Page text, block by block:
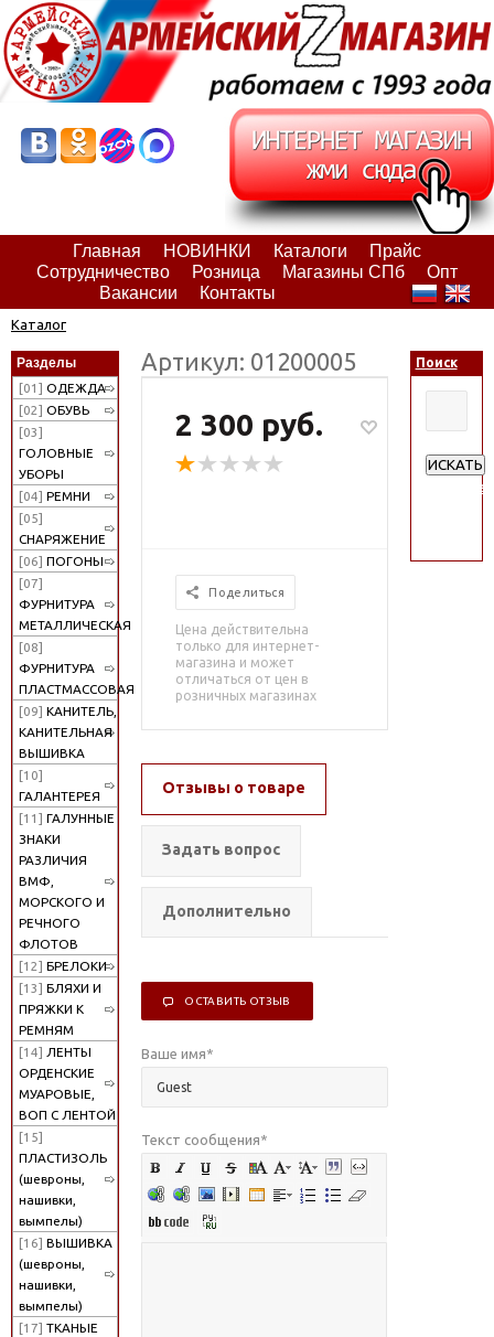
Главная НОВИНКИ Каталоги
Прайс
Сотрудничество
Розница Магазины СПб
Опт
Вакансии
Контакты
Каталог
Разделы
[01] ОДЕЖДА
[02] ОБУВЬ
[03]
ГОЛОВНЫЕ
УБОРЫ
[04] РЕМНИ
[05]
СНАРЯЖЕНИЕ
[06] ПОГОНЫ
[07]
ФУРНИТУРА
МЕТАЛЛИЧЕСКАЯ
[08]
ФУРНИТУРА
ПЛАСТМАССОВАЯ
[09] КАНИТЕЛЬ,
КАНИТЕЛЬНАЯ
ВЫШИВКА
[10]
ГАЛАНТЕРЕЯ
[11] ГАЛУННЫЕ
ЗНАКИ
РАЗЛИЧИЯ
ВМФ,
МОРСКОГО И
РЕЧНОГО
ФЛОТОВ
[12] БРЕЛОКИ
[13] БЛЯХИ И
ПРЯЖКИ К
РЕМНЯМ
[14] ЛЕНТЫ
ОРДЕНСКИЕ
МУАРОВЫЕ,
ВОП С ЛЕНТОЙ
[15]
ПЛАСТИЗОЛЬ
(шевроны,
нашивки,
вымпелы)
[16] ВЫШИВКА
(шевроны,
нашивки,
вымпелы)
[17] ТКАНЫЕ
Артикул: 01200005
2 300 руб.
Поделиться
Цена действительна
только для интернет-
магазина и может
отличаться от цен в
розничных магазинах
Отзывы о товаре
Задать вопрос
Дополнительно
ОСТАВИТЬ ОТЗЫВ
Ваше имя*
Текст сообщения*
Поиск
ИСКАТЬ